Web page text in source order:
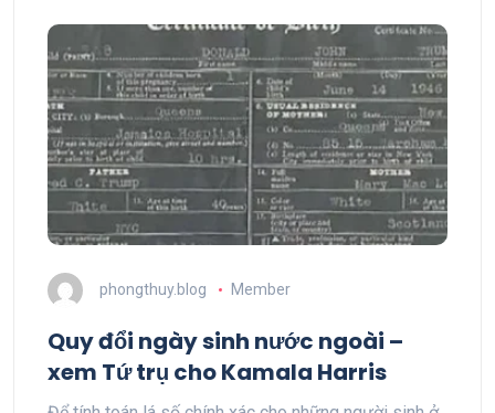
phongthuy.blog Member
Quy đổi ngày sinh nước ngoài –
xem Tứ trụ cho Kamala Harris